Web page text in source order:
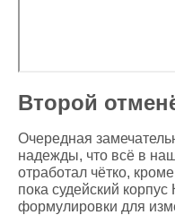
Второй
Очередная
надежды, что всё в
отработал чётко,
пока судейский
формулировки для